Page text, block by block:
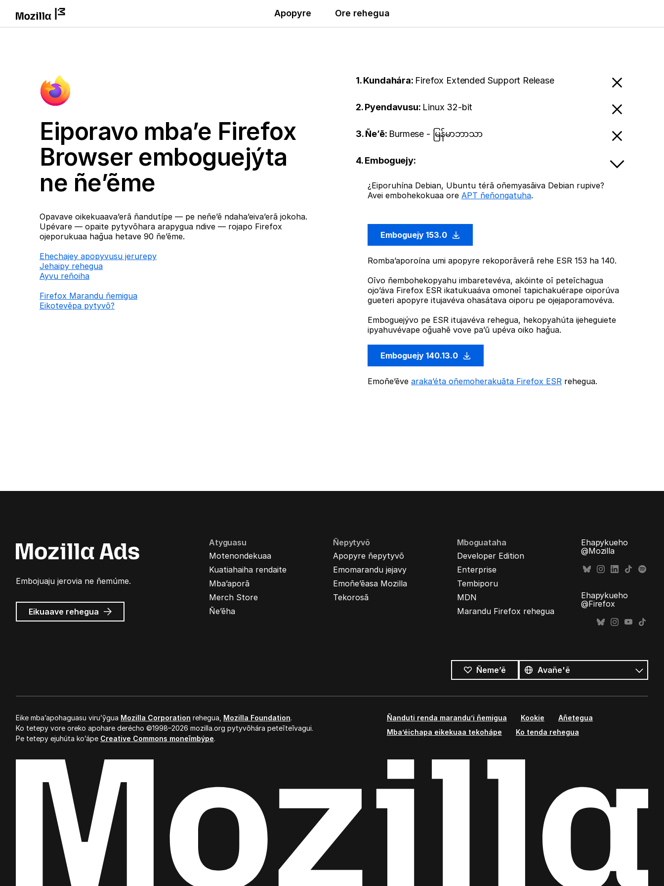
Apopyre Ore rehegua
Eiporavo mba’e Firefox
Browser emboguejýta
ne ñe’ẽme
Opavave oikekuaava’erã ñandutípe — pe neñe’ẽ ndaha’eiva’erã jokoha.
Upévare — opaite pytyvõhara arapygua ndive — rojapo Firefox
ojeporukuaa hag̃ua hetave 90 ñe’ẽme.
Ehechajey apopyvusu jerurepy
Jehaipy rehegua
Ayvu reñoiha
Firefox Marandu ñemigua
Eikotevẽpa pytyvõ?
1. Kundahára: Firefox Extended Support Release
2. Pyendavusu: Linux 32-bit
3. Ñe’ẽ: Burmese - မြန်မာဘာသာ
4. Emboguejy:
¿Eiporuhína Debian, Ubuntu térã oñemyasãiva Debian rupive?
Avei embohekokuaa ore APT ñeñongatuha.
Emboguejy 153.0
Romba’aporoína umi apopyre rekoporãverã rehe ESR 153 ha 140.
Oĩvo ñembohekopyahu imbaretevéva, akóinte oĩ peteĩchagua
ojo’áva Firefox ESR ikatukuaáva omoneĩ tapichakuérape oiporúva
gueteri apopyre itujavéva ohasátava oiporu pe ojejaporamovéva.
Emboguejývo pe ESR itujavéva rehegua, hekopyahúta ijeheguiete
ipyahuvévape og̃uahẽ vove pa’ũ upéva oiko hag̃ua.
Emboguejy 140.13.0
Emoñe’ẽve araka’éta oñemoherakuãta Firefox ESR rehegua.
Embojuaju jerovia ne ñemúme.
Eikuaave Mozilla
marandu’i
rehegua
Atyguasu
Motenondekuaa
Kuatiahaiha rendaite
Mba’aporã
Merch Store
Ñe’ẽha
Ñepytyvõ
Apopyre ñepytyvõ
Emomarandu jejavy
Emoñe’ẽasa Mozilla
Tekorosã
Mboguataha
Developer Edition
Enterprise
Tembiporu
MDN
Marandu Firefox rehegua
Ehapykueho
@Mozilla
Ehapykueho
@Firefox
Ñeme’ẽ
ñe’ẽ
Ñe’ẽ
Eike mba’apohaguasu viru’ỹgua Mozilla Corporation rehegua, Mozilla Foundation.
Ko tetepy vore oreko apohare derécho ©1998–2026 mozilla.org pytyvõhára peteĩteĩvagui.
Pe tetepy ejuhúta ko’ápe Creative Commons moneĩmbýpe.
Ñanduti renda marandu’i ñemigua Kookie
Añetegua
Mba’éichapa eikekuaa tekohápe
Ko tenda rehegua